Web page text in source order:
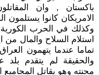
باكستان , وان
الامريكان كانوا
وكذلك في الحرب
استلام السلاح والمال
تماما عندما يتهمون
والحقيقة لم يتقدم
محنته وهو يقاتل المجاميع